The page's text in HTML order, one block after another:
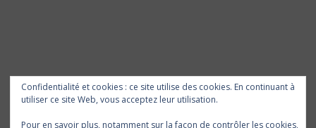
Confidentialité et cookies : ce site utilise des cookies. En continuant à
utiliser ce site Web, vous acceptez leur utilisation.
Pour en savoir plus, notamment sur la façon de contrôler les cookies,